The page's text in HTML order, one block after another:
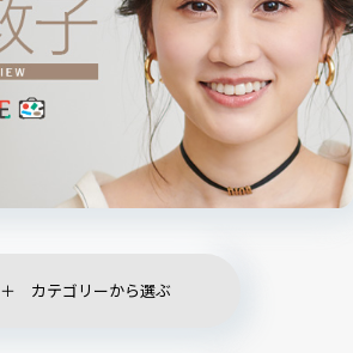
カテゴリーから選ぶ